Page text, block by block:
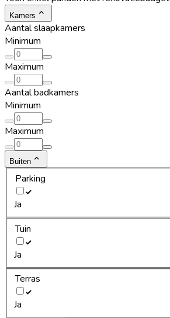
Kamers
Aantal slaapkamers
Minimum
Maximum
Aantal badkamers
Minimum
Maximum
Buiten
Parking
Ja
Tuin
Ja
Terras
Ja